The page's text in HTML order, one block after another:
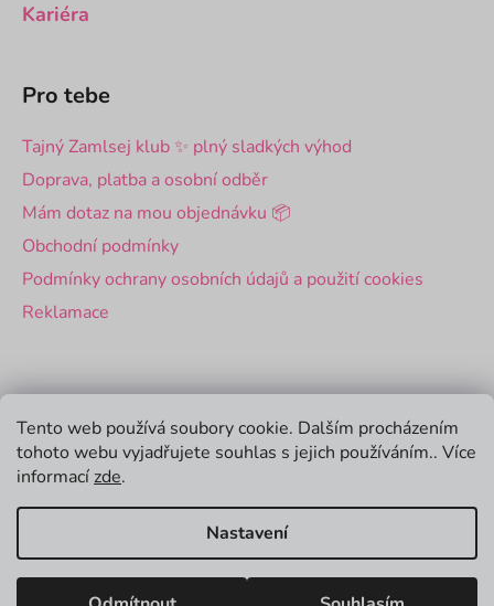
Tento web používá soubory cookie. Dalším procházením
tohoto webu vyjadřujete souhlas s jejich používáním.. Více
informací zde.
Nastavení
Kariéra
Pro tebe
Tajný Zamlsej klub ✨ plný sladkých výhod
Doprava, platba a osobní odběr
Mám dotaz na mou objednávku 📦
Obchodní podmínky
Podmínky ochrany osobních údajů a použití cookies
Reklamace
Velkoobchod
Firemní dárky
Vytvořil Shoptet